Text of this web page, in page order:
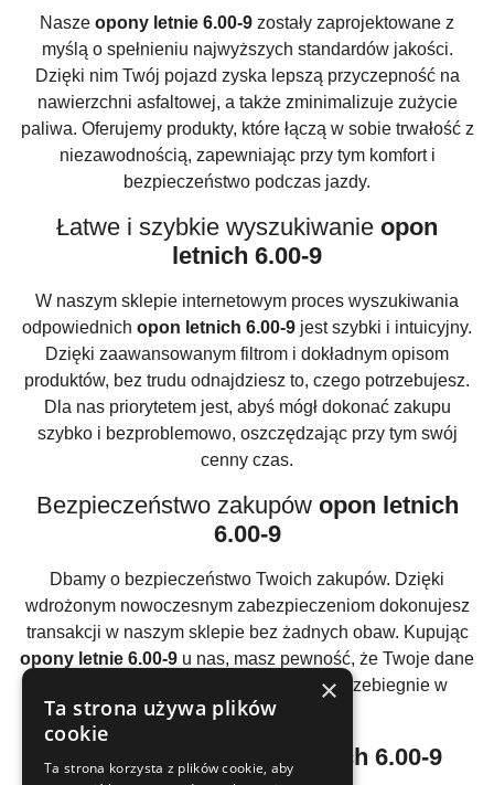
Nasze opony letnie 6.00-9 zostały zaprojektowane z
myślą o spełnieniu najwyższych standardów jakości.
Dzięki nim Twój pojazd zyska lepszą przyczepność na
nawierzchni asfaltowej, a także zminimalizuje zużycie
paliwa. Oferujemy produkty, które łączą w sobie trwałość z
niezawodnością, zapewniając przy tym komfort i
bezpieczeństwo podczas jazdy.
Łatwe i szybkie wyszukiwanie opon
letnich 6.00-9
W naszym sklepie internetowym proces wyszukiwania
odpowiednich opon letnich 6.00-9 jest szybki i intuicyjny.
Dzięki zaawansowanym filtrom i dokładnym opisom
produktów, bez trudu odnajdziesz to, czego potrzebujesz.
Dla nas priorytetem jest, abyś mógł dokonać zakupu
szybko i bezproblemowo, oszczędzając przy tym swój
cenny czas.
Bezpieczeństwo zakupów opon letnich
6.00-9
Dbamy o bezpieczeństwo Twoich zakupów. Dzięki
wdrożonym nowoczesnym zabezpieczeniom dokonujesz
transakcji w naszym sklepie bez żadnych obaw. Kupując
opony letnie 6.00-9 u nas, masz pewność, że Twoje dane
osobowe są chronione, a sam zakup przebiegnie w
przyjaznej atmosferze.
Atrakcyjne ceny opon letnich 6.00-9
×
Ta strona używa plików
cookie
Ta strona korzysta z plików cookie, aby